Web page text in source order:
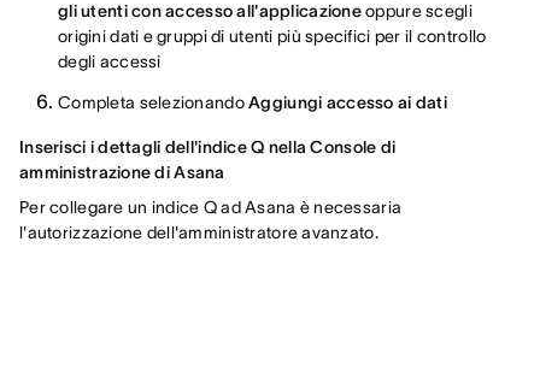
gli utenti con accesso all'applicazioneoppure scegli
origini dati e gruppi di utenti più specifici per il controllo
degli accessi
Completa selezionandoAggiungi accesso ai dati
Inserisci i dettagli dell'indice Q nella Console di
amministrazione di Asana
Per collegare un indice Q ad Asana è necessaria
l'autorizzazione dell'amministratore avanzato.